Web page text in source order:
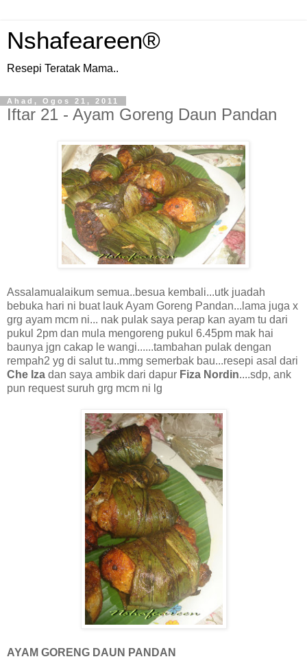
Nshafeareen®
Resepi Teratak Mama..
Ahad, Ogos 21, 2011
Iftar 21 - Ayam Goreng Daun Pandan
Assalamualaikum semua..besua kembali...utk juadah
bebuka hari ni buat lauk Ayam Goreng Pandan...lama juga x
grg ayam mcm ni... nak pulak saya perap kan ayam tu dari
pukul 2pm dan mula mengoreng pukul 6.45pm mak hai
baunya jgn cakap le wangi......tambahan pulak dengan
rempah2 yg di salut tu..mmg semerbak bau...resepi asal dari
Che Iza dan saya ambik dari dapur Fiza Nordin....sdp, ank
pun request suruh grg mcm ni lg
AYAM GORENG DAUN PANDAN